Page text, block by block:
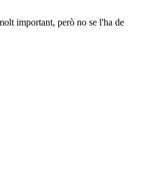
important, però no se l'ha de